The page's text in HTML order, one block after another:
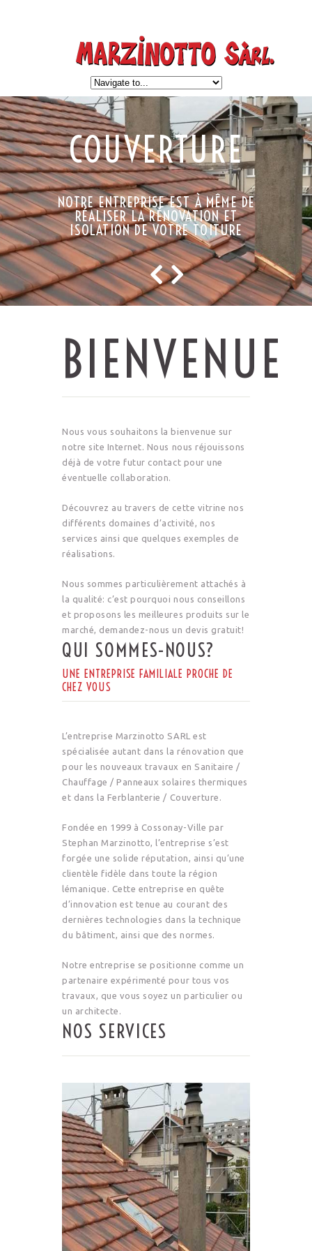
COUVERTURE
NOTRE ENTREPRISE EST À MÊME DE
RÉALISER LA RÉNOVATION ET
ISOLATION DE VOTRE TOITURE
BIENVENUE
Nous vous souhaitons la bienvenue sur
notre site Internet. Nous nous réjouissons
déjà de votre futur contact pour une
éventuelle collaboration.
Découvrez au travers de cette vitrine nos
différents domaines d’activité, nos
services ainsi que quelques exemples de
réalisations.
Nous sommes particulièrement attachés à
la qualité: c’est pourquoi nous conseillons
et proposons les meilleures produits sur le
marché, demandez-nous un devis gratuit!
QUI SOMMES-NOUS?
UNE ENTREPRISE FAMILIALE PROCHE DE
CHEZ VOUS
L’entreprise Marzinotto SARL est
spécialisée autant dans la rénovation que
pour les nouveaux travaux en Sanitaire /
Chauffage / Panneaux solaires thermiques
et dans la Ferblanterie / Couverture.
Fondée en 1999 à Cossonay-Ville par
Stephan Marzinotto, l’entreprise s’est
forgée une solide réputation, ainsi qu’une
clientèle fidèle dans toute la région
lémanique. Cette entreprise en quête
d’innovation est tenue au courant des
dernières technologies dans la technique
du bâtiment, ainsi que des normes.
Notre entreprise se positionne comme un
partenaire expérimenté pour tous vos
travaux, que vous soyez un particulier ou
un architecte.
NOS SERVICES